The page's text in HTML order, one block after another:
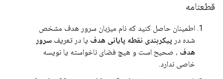
قطعنامه
اطمینان حاصل کنید که نام میزبان سرور هدف مشخص
شده در پیکربندی نقطه پایانی هدف یا در تعریف سرور
هدف ، صحیح است و هیچ فضای ناخواسته یا نویسه
خاصی ندارد.